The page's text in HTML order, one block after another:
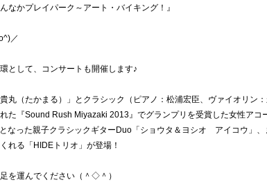
なかプレイパーク～アート・バイキング！』
／
として、コンサートも開催します♪
丸（たかまる）」とクラシック（ピアノ：松浦宏臣、ヴァイオリン
た『Sound Rush Miyazaki 2013』でグランプリを受賞した女性アコ
なった親子クラシックギターDuo「ショウタ＆ヨシオ アイコウ」、
れる「HIDEトリオ」が登場！
を運んでください（＾◇＾）